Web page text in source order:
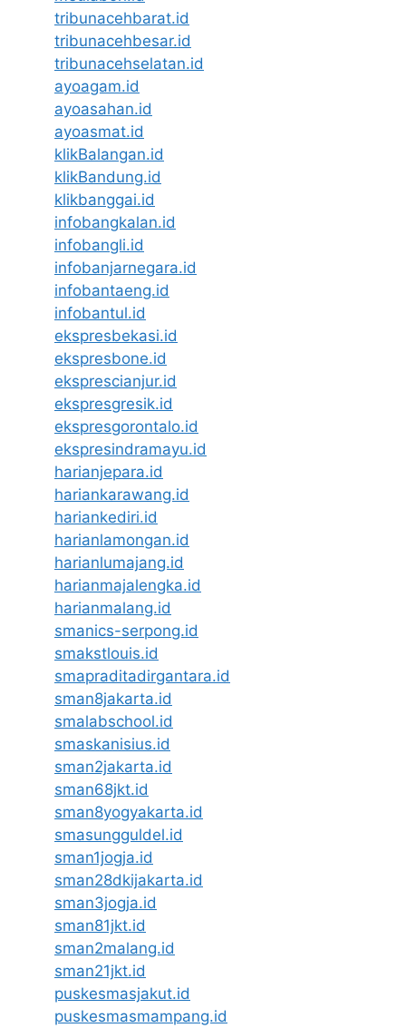
tribunacehbarat.id
tribunacehbesar.id
tribunacehselatan.id
ayoagam.id
ayoasahan.id
ayoasmat.id
klikBalangan.id
klikBandung.id
klikbanggai.id
infobangkalan.id
infobangli.id
infobanjarnegara.id
infobantaeng.id
infobantul.id
ekspresbekasi.id
ekspresbone.id
eksprescianjur.id
ekspresgresik.id
ekspresgorontalo.id
ekspresindramayu.id
harianjepara.id
hariankarawang.id
hariankediri.id
harianlamongan.id
harianlumajang.id
harianmajalengka.id
harianmalang.id
smanics-serpong.id
smakstlouis.id
smapraditadirgantara.id
sman8jakarta.id
smalabschool.id
smaskanisius.id
sman2jakarta.id
sman68jkt.id
sman8yogyakarta.id
smasungguldel.id
sman1jogja.id
sman28dkijakarta.id
sman3jogja.id
sman81jkt.id
sman2malang.id
sman21jkt.id
puskesmasjakut.id
puskesmasmampang.id